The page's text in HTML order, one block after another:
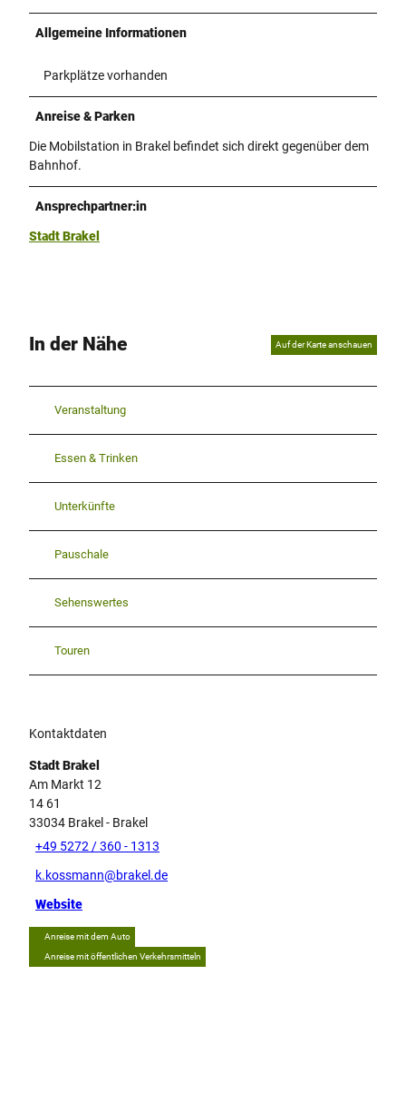
Allgemeine Informationen
Parkplätze vorhanden
Anreise & Parken
Die Mobilstation in Brakel befindet sich direkt gegenüber dem
Bahnhof.
Ansprechpartner:in
Stadt Brakel
In der Nähe Auf der Karte anschauen
Veranstaltung
Essen & Trinken
Unterkünfte
Pauschale
Sehenswertes
Touren
Kontaktdaten
Stadt Brakel
Am Markt 12
14 61
33034 Brakel- Brakel
+49 5272 / 360 - 1313
k.kossmann@brakel.de
Website
Anreise mit dem Auto
Anreise mit öffentlichen Verkehrsmitteln